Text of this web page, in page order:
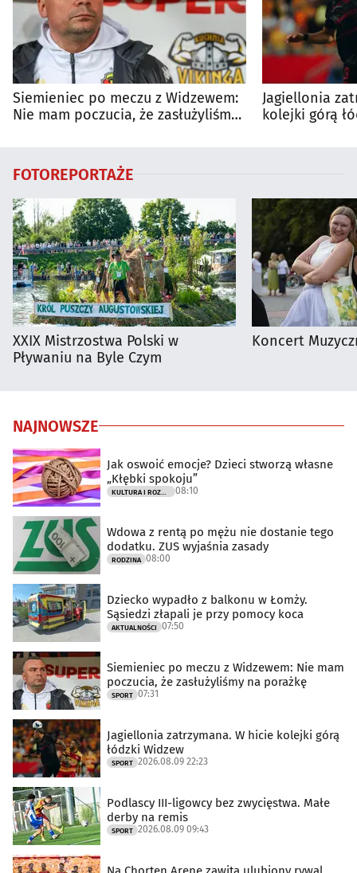
Siemieniec po meczu z Widzewem:
Nie mam poczucia, że zasłużyliśmy
Jagiellonia
kolejki górą
FOTOREPORTAŻE
XXIX Mistrzostwa Polski w
Pływaniu na Byle Czym
Koncert
NAJNOWSZE
Jak oswoić emocje? Dzieci stworzą własne
„Kłębki spokoju”
KULTURA I ROZRYWKA 08:10
Wdowa z rentą po mężu nie dostanie tego
dodatku. ZUS wyjaśnia zasady
RODZINA 08:00
Dziecko wypadło z balkonu w Łomży.
Sąsiedzi złapali je przy pomocy koca
AKTUALNOŚCI 07:50
Siemieniec po meczu z Widzewem: Nie mam
poczucia, że zasłużyliśmy na porażkę
SPORT 07:31
Jagiellonia zatrzymana. W hicie kolejki górą
łódzki Widzew
SPORT 2026.08.09 22:23
Podlascy III-ligowcy bez zwycięstwa. Małe
derby na remis
SPORT 2026.08.09 09:43